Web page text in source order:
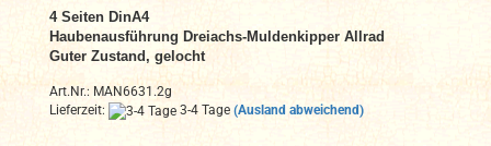
4 Seiten DinA4
Haubenausführung Dreiachs-Muldenkipper Allrad
Guter Zustand, gelocht
Art.Nr.: MAN6631.2g
Lieferzeit:
3-4 Tage (Ausland abweichend)